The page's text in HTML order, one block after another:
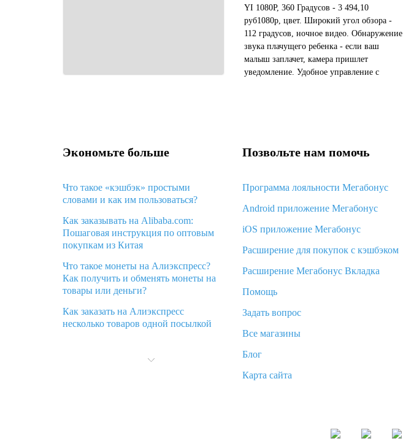
YI 1080P, 360 Градусов - 3 494,10
руб1080р, цвет. Широкий угол обзора -
112 градусов, ночное видео. Обнаружение
звука плачущего ребенка - если ваш
малыш заплачет, камера пришлет
уведомление. Удобное управление с
Экономьте больше
Что такое «кэшбэк» простыми
словами и как им пользоваться?
Как заказывать на Alibaba.com:
Пошаговая инструкция по оптовым
покупкам из Китая
Что такое монеты на Алиэкспресс?
Как получить и обменять монеты на
товары или деньги?
Как заказать на Алиэкспресс
несколько товаров одной посылкой
Алиэкспресс и что делать?
Позвольте нам помочь
Программа лояльности Мегабонус
Android приложение Мегабонус
iOS приложение Мегабонус
Расширение для покупок с кэшбэком
Расширение Мегабонус Вкладка
Помощь
Задать вопрос
Все магазины
Блог
Карта сайта